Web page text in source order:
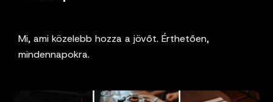
Mi, ami közelebb hozza a jövőt. Érthetően,
mindennapokra.